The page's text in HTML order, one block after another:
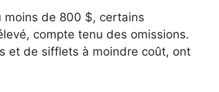
moins de 800 $, certains
compte tenu des omissions.
et de sifflets à moindre coût, ont